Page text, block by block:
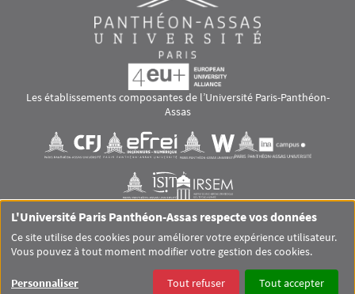
Les établissements composantes de l’Université Paris-Panthéon-
Assas
Visuel svgVisuel svg Visuel svgVisuel svg
Visuel svgVisuel svg
RS footer
GLOSSAIRE
MENTIONS LÉGALES
L'Université Paris Panthéon-Assas respecte vos données
Ce site utilise des cookies pour améliorer votre expérience utilisateur.
Vous pouvez à tout moment modifier votre gestion des cookies.
Personnaliser Tout refuser Tout accepter